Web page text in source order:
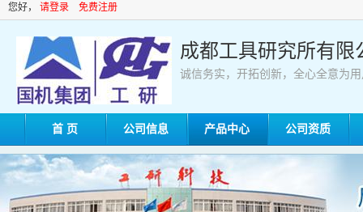
您好， 请登录 免费注册
成都工具研究所有限
诚信务实，开拓创新，全心全意为
首 页 公司信息 产品中心 公司资质